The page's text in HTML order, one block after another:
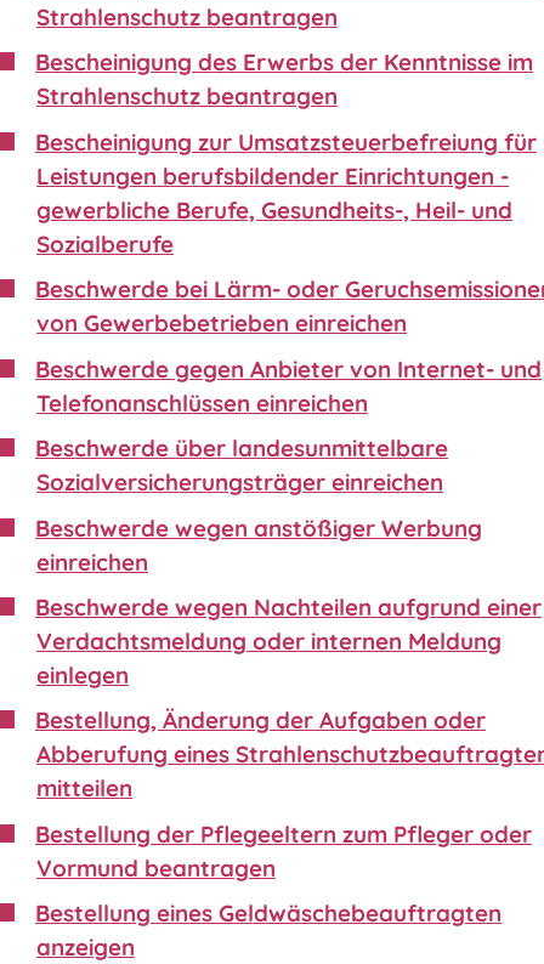
Strahlenschutz beantragen
Bescheinigung des Erwerbs der Kenntnisse im
Strahlenschutz beantragen
Bescheinigung zur Umsatzsteuerbefreiung für
Leistungen berufsbildender Einrichtungen -
gewerbliche Berufe, Gesundheits-, Heil- und
Sozialberufe
Beschwerde bei Lärm- oder
von Gewerbebetrieben einreichen
Beschwerde gegen Anbieter von Internet- und
Telefonanschlüssen einreichen
Beschwerde über landesunmittelbare
Sozialversicherungsträger einreichen
Beschwerde wegen anstößiger Werbung
einreichen
Beschwerde wegen Nachteilen aufgrund einer
Verdachtsmeldung oder internen Meldung
einlegen
Bestellung, Änderung der Aufgaben oder
Abberufung eines
mitteilen
Bestellung der Pflegeeltern zum Pfleger oder
Vormund beantragen
Bestellung eines Geldwäschebeauftragten
anzeigen